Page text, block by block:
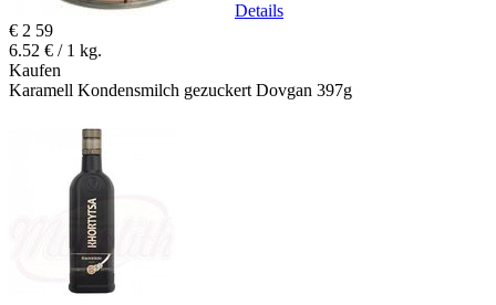
Details
€ 2 59
6.52 € / 1 kg.
Kaufen
Karamell Kondensmilch gezuckert Dovgan 397g